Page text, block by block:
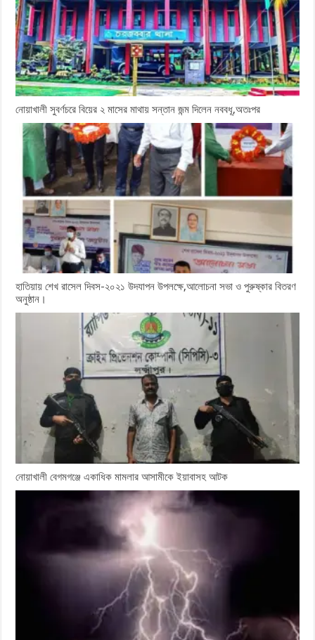
নোয়াখালী সুবর্ণচরে বিয়ের ২ মাসের মাথায় সন্তান জন্ম দিলেন নববধূ,অতঃপর
হাতিয়ায় শেখ রাসেল দিবস-২০২১ উদযাপন উপলক্ষে,আলোচনা সভা ও পুরুষ্কার বিতরণ
অনুষ্ঠান।
নোয়াখালী বেগমগঞ্জে একাধিক মামলার আসামীকে ইয়াবাসহ আটক